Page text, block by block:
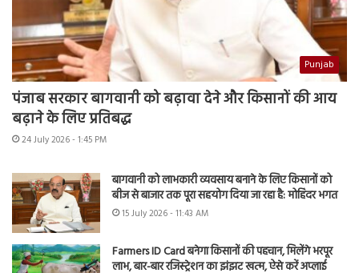
Punjab
पंजाब सरकार बागवानी को बढ़ावा देने और किसानों की आय
बढ़ाने के लिए प्रतिबद्ध
24 July 2026 - 1:45 PM
बागवानी को लाभकारी व्यवसाय बनाने के लिए किसानों को
बीज से बाजार तक पूरा सहयोग दिया जा रहा है: मोहिंदर भगत
15 July 2026 - 11:43 AM
Farmers ID Card बनेगा किसानों की पहचान, मिलेंगे भरपूर
लाभ, बार-बार रजिस्ट्रेशन का झंझट खत्म, ऐसे करें अप्लाई